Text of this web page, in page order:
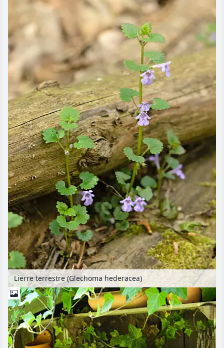
Lierre terrestre (Glechoma hederacea)